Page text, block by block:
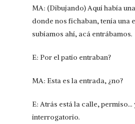
MA: (Dibujando) Aquí había
donde nos fichaban, tenía una
subíamos ahí, acá entrábamos.
E: Por el patio entraban?
MA: Esta es la entrada, ¿no?
E: Atrás está la calle, permiso…
interrogatorio.